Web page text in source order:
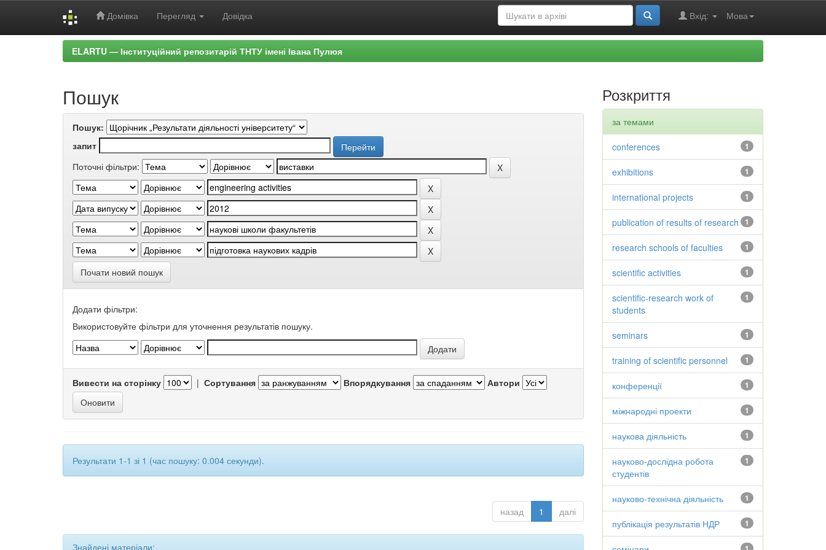
Домівка Перегляд Довідка Мова
Вхід:
ELARTU — Інституційний репозитарій ТНТУ імені Івана Пулюя
Пошук
Пошук:
запит
Поточні фільтри:
Почати новий пошук
Додати фільтри:
Використовуйте фільтри для уточнення результатів пошуку.
Вивести на сторінку | Сортування Впорядкування Автори
Результати 1-1 зі 1 (час пошуку: 0.004 секунди).
назад 1 далі
Знайдені матеріали:
Розкриття
за темами
1
conferences
1
exhibitions
1
international projects
1
publication of results of research
1
research schools of faculties
1
scientific activities
1
scientific-research work of
students
1
seminars
1
training of scientific personnel
1
конференції
1
міжнародні проекти
1
наукова діяльність
1
науково-дослідна робота
студентів
1
науково-технічна діяльність
1
публікація результатів НДР